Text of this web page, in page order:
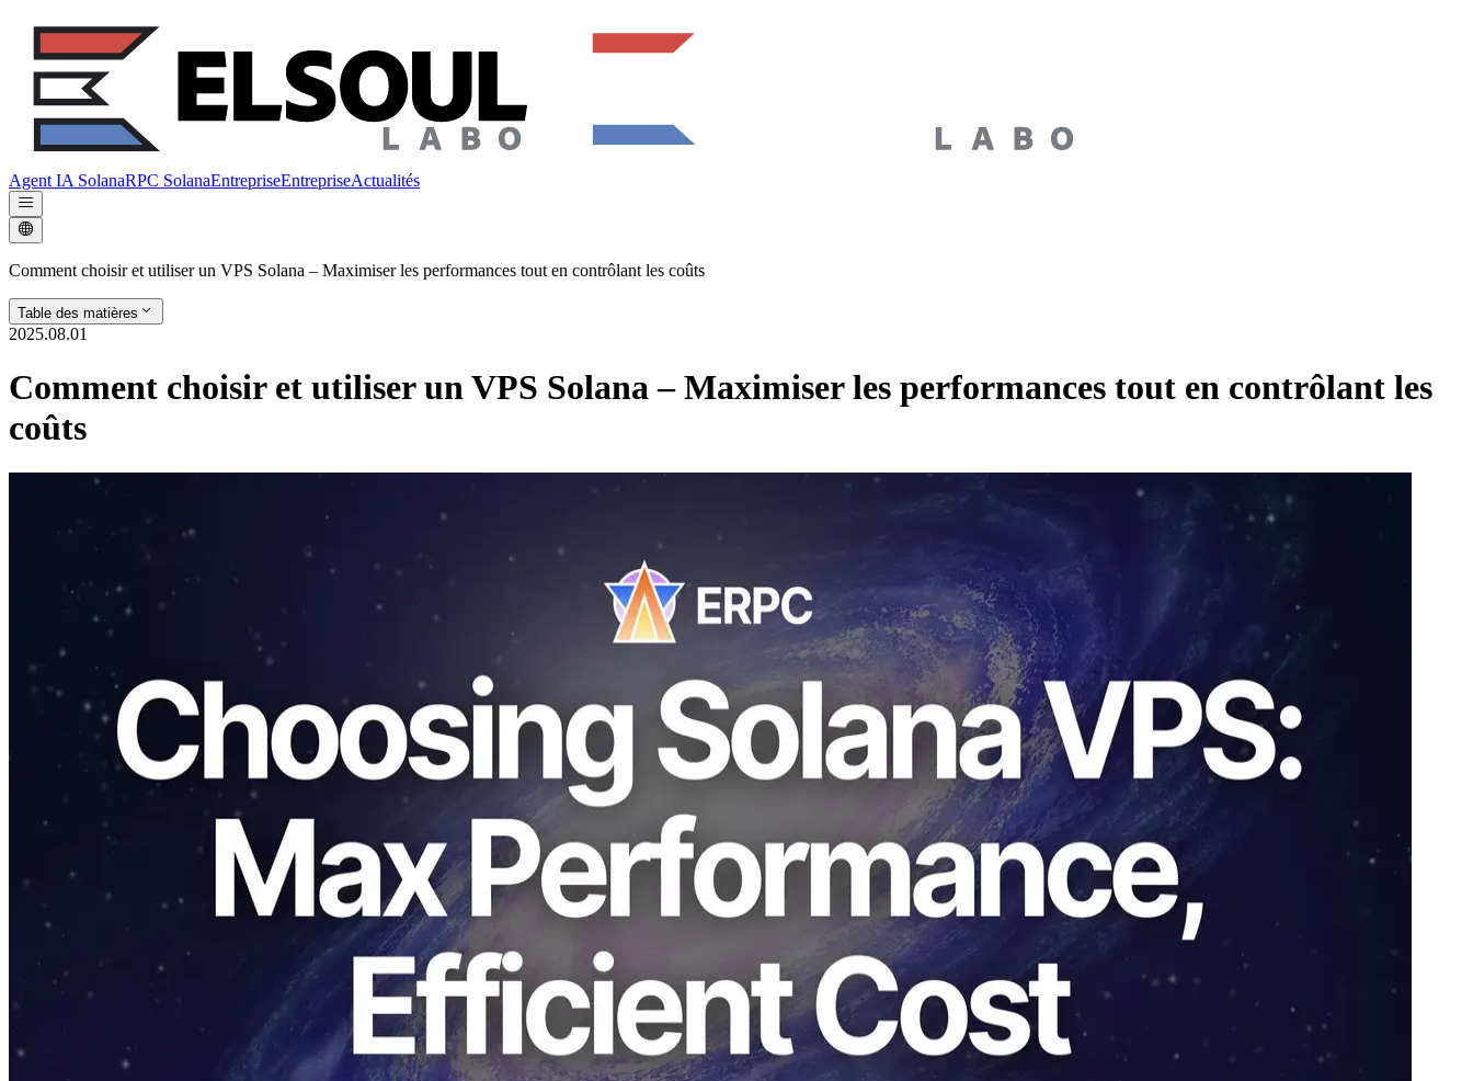
Agent IA SolanaRPC SolanaEntrepriseEntrepriseActualités
Comment choisir et utiliser un VPS Solana – Maximiser les performances tout en contrôlant les coûts
Table des matières
2025.08.01
Comment choisir et utiliser un VPS Solana – Maximiser les performances tout en contrôlant les
coûts